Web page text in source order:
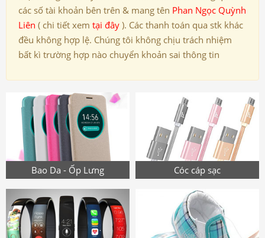
các số tài khoản bên trên & mang tên Phan Ngọc Quỳnh
Liên ( chi tiết xem tại đây ). Các thanh toán qua stk khác
đều không hợp lệ. Chúng tôi không chịu trách nhiệm
bất kì trường hợp nào chuyển khoản sai thông tin
Bao Da - Ốp Lưng Cóc cáp sạc